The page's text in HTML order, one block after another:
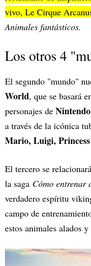
vivo, Le Cirque
Animales fantásticos.
Los otros 4
El segundo "mundo"
World, que se basará
personajes de Nintendo
a través de la icónica
Mario, Luigi,
El tercero se
la saga Cómo entrenar
verdadero espíritu
campo de
estos animales alados